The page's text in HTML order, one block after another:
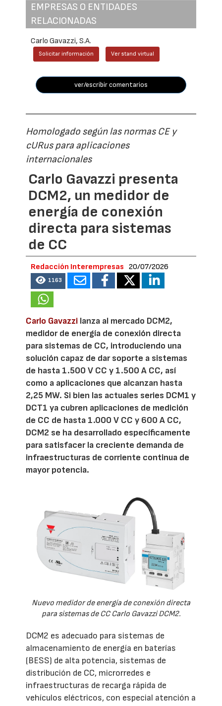
EMPRESAS O ENTIDADES
RELACIONADAS
Carlo Gavazzi, S.A.
Solicitar información Ver stand virtual
ver/escribir comentarios
Homologado según las normas CE y
cURus para aplicaciones
internacionales
Carlo Gavazzi presenta
DCM2, un medidor de
energía de conexión
directa para sistemas
de CC
Redacción Interempresas 20/07/2026
1163
Carlo Gavazzi lanza al mercado DCM2,
medidor de energía de conexión directa
para sistemas de CC, introduciendo una
solución capaz de dar soporte a sistemas
de hasta 1.500 V CC y 1.500 A CC, así
como a aplicaciones que alcanzan hasta
2,25 MW. Si bien las actuales series DCM1 y
DCT1 ya cubren aplicaciones de medición
de CC de hasta 1.000 V CC y 600 A CC,
DCM2 se ha desarrollado específicamente
para satisfacer la creciente demanda de
infraestructuras de corriente continua de
mayor potencia.
Nuevo medidor de energía de conexión directa
para sistemas de CC Carlo Gavazzi DCM2.
DCM2 es adecuado para sistemas de
almacenamiento de energía en baterías
(BESS) de alta potencia, sistemas de
distribución de CC, microrredes e
infraestructuras de recarga rápida de
vehículos eléctricos, con especial atención a